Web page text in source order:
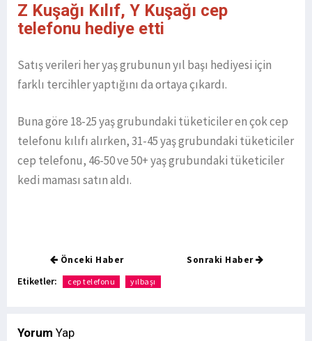
Z Kuşağı Kılıf, Y Kuşağı cep
telefonu hediye etti
Satış verileri her yaş grubunun yıl başı hediyesi için
farklı tercihler yaptığını da ortaya çıkardı.
Buna göre 18-25 yaş grubundaki tüketiciler en çok cep
telefonu kılıfı alırken, 31-45 yaş grubundaki tüketiciler
cep telefonu, 46-50 ve 50+ yaş grubundaki tüketiciler
kedi maması satın aldı.
Önceki Haber Sonraki Haber
Etiketler: cep telefonu yılbaşı
Yorum Yap